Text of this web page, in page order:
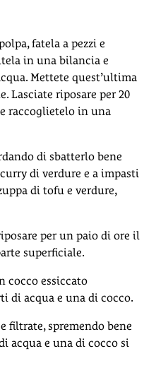
fatela a pezzi e
in una bilancia e
Mettete quest’ultima
Lasciate riposare per 20
raccoglietelo in una
di sbatterlo bene
di verdure e a impasti
di tofu e verdure,
per un paio di ore il
superficiale.
cocco essiccato
di acqua e una di cocco.
filtrate, spremendo bene
acqua e una di cocco si